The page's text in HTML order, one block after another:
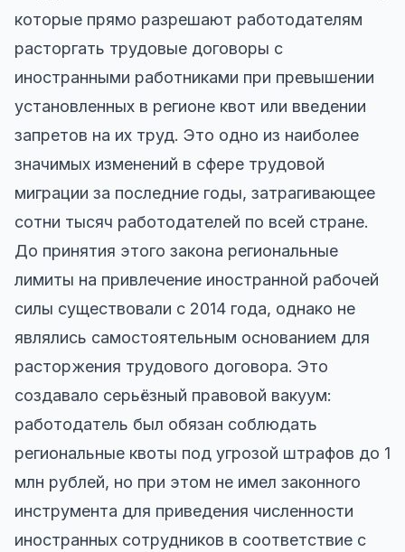
которые прямо разрешают работодателям
расторгать трудовые договоры с
иностранными работниками при превышении
установленных в регионе квот или введении
запретов на их труд. Это одно из наиболее
значимых изменений в сфере трудовой
миграции за последние годы, затрагивающее
сотни тысяч работодателей по всей стране.
До принятия этого закона региональные
лимиты на привлечение иностранной рабочей
силы существовали с 2014 года, однако не
являлись самостоятельным основанием для
расторжения трудового договора. Это
создавало серьёзный правовой вакуум:
работодатель был обязан соблюдать
региональные квоты под угрозой штрафов до 1
млн рублей, но при этом не имел законного
инструмента для приведения численности
иностранных сотрудников в соответствие с